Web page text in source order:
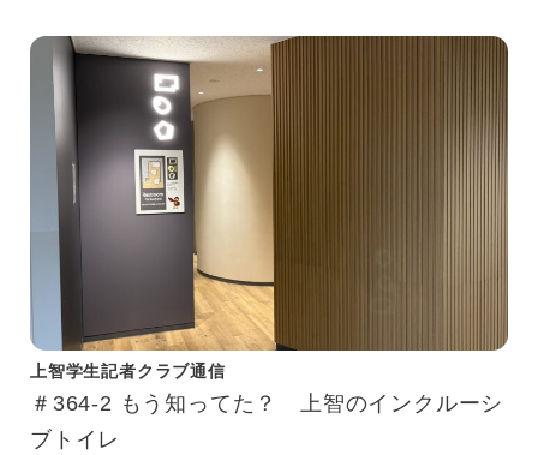
上智学生記者クラブ通信
＃364-2 もう知ってた？ 上智のインクルーシ
ブトイレ